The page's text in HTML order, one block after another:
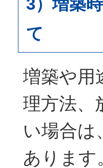
3）増築
て
増築や用
理方法、
い場合は
あります